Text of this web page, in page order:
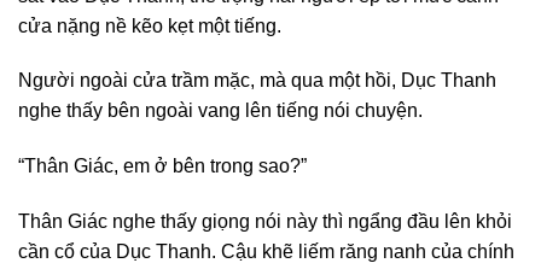
cửa nặng nề kẽo kẹt một tiếng.
Người ngoài cửa trầm mặc, mà qua một hồi, Dục Thanh
nghe thấy bên ngoài vang lên tiếng nói chuyện.
“Thân Giác, em ở bên trong sao?”
Thân Giác nghe thấy giọng nói này thì ngẩng đầu lên khỏi
cần cổ của Dục Thanh. Cậu khẽ liếm răng nanh của chính